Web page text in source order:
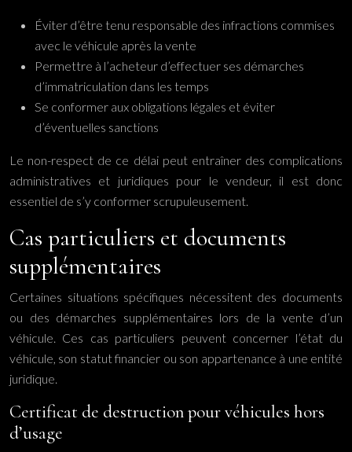
Éviter d’être tenu responsable des infractions commises
avec le véhicule après la vente
Permettre à l’acheteur d’effectuer ses démarches
d’immatriculation dans les temps
Se conformer aux obligations légales et éviter
d’éventuelles sanctions
Le non-respect de ce délai peut entraîner des complications
administratives et juridiques pour le vendeur, il est donc
essentiel de s’y conformer scrupuleusement.
Cas particuliers et documents
supplémentaires
Certaines situations spécifiques nécessitent des documents
ou des démarches supplémentaires lors de la vente d’un
véhicule. Ces cas particuliers peuvent concerner l’état du
véhicule, son statut financier ou son appartenance à une entité
juridique.
Certificat de destruction pour véhicules hors
d’usage